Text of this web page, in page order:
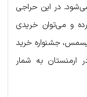
می‌شود. در این حراجی
خورده و می‌توان خریدی
جشنواره خرید
ارمنستان به شمار